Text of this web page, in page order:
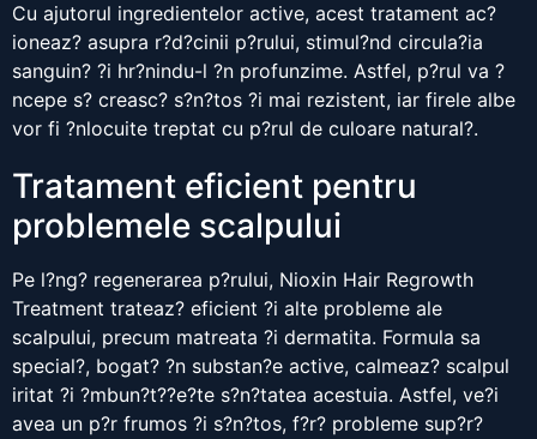
Cu ajutorul ingredientelor active, acest tratament ac?
ioneaz? asupra r?d?cinii p?rului, stimul?nd circula?ia
sanguin? ?i hr?nindu-l ?n profunzime. Astfel, p?rul va ?
ncepe s? creasc? s?n?tos ?i mai rezistent, iar firele albe
vor fi ?nlocuite treptat cu p?rul de culoare natural?.
Tratament eficient pentru
problemele scalpului
Pe l?ng? regenerarea p?rului, Nioxin Hair Regrowth
Treatment trateaz? eficient ?i alte probleme ale
scalpului, precum matreata ?i dermatita. Formula sa
special?, bogat? ?n substan?e active, calmeaz? scalpul
iritat ?i ?mbun?t??e?te s?n?tatea acestuia. Astfel, ve?i
avea un p?r frumos ?i s?n?tos, f?r? probleme sup?r?